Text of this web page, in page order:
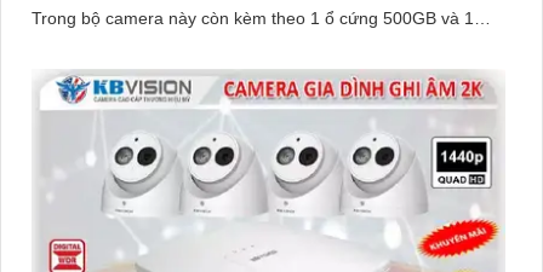
Trong bộ camera này còn kèm theo 1 ổ cứng 500GB và 1
trong 7 ngày cho 4 mắt camera